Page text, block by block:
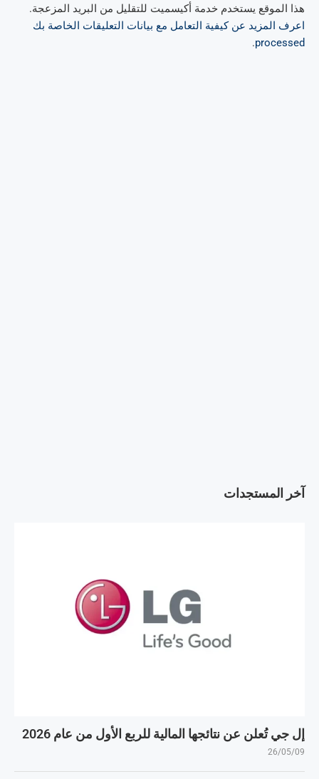
هذا الموقع يستخدم خدمة أكيسميت للتقليل من البريد المزعجة.
اعرف المزيد عن كيفية التعامل مع بيانات التعليقات الخاصة بك
processed
.
آخر المستجدات
إل جي تُعلن عن نتائجها المالية للربع الأول من عام 2026
26/05/09